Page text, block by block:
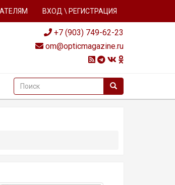
ВХОД \ РЕГИСТРАЦИЯ
+7 (903) 749-62-23
om@opticmagazine.ru